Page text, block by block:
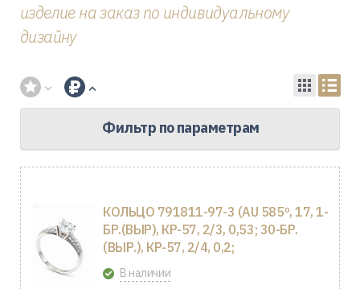
изделие на заказ по индивидуальному
дизайну
Фильтр по параметрам
КОЛЬЦО 791811-97-3 (AU 585º, 17, 1-
БР.(ВЫР), КР-57, 2/3, 0,53; 30-БР.
(ВЫР.), КР-57, 2/4, 0,2;
В наличии